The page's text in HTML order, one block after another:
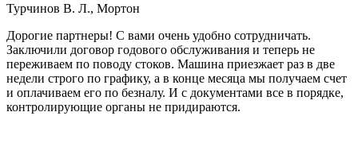
Турчинов В. Л., Мортон
Дорогие партнеры! С вами очень удобно сотрудничать.
Заключили договор годового обслуживания и теперь не
переживаем по поводу стоков. Машина приезжает раз в две
недели строго по графику, а в конце месяца мы получаем счет
и оплачиваем его по безналу. И с документами все в порядке,
контролирующие органы не придираются.